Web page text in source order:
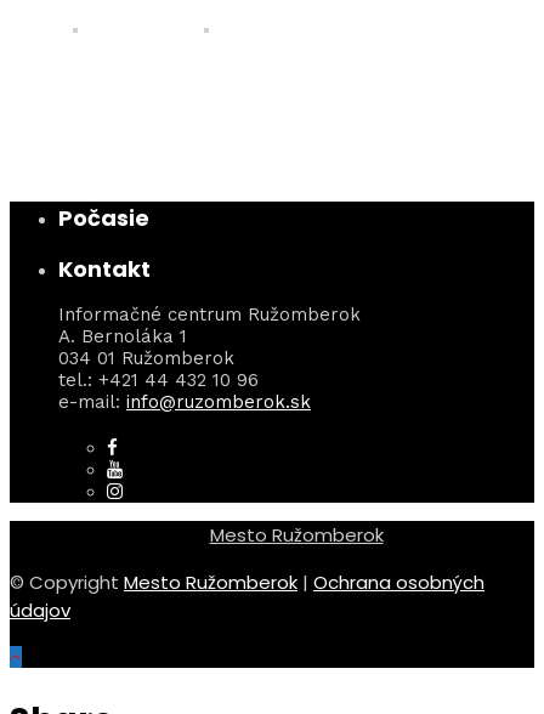
Počasie
Kontakt
Informačné centrum Ružomberok
A. Bernoláka 1
034 01 Ružomberok
tel.: +421 44 432 10 96
e-mail: info@ruzomberok.sk
Mesto Ružomberok
© Copyright Mesto Ružomberok | Ochrana osobných
údajov